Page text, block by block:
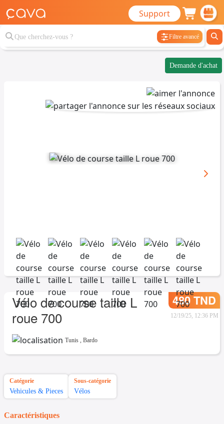
Support
Filtre avancé
Demande d'achat
Vélo de course taille L
roue 700
480 TND
12/19/25, 12:36 PM
Tunis , Bardo
Catégorie
Vehicules & Pieces
Sous-catégorie
Vélos
Caractéristiques